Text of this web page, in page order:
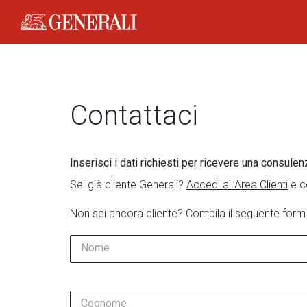
Generali Logo
Contattaci
Inserisci i dati richiesti per ricevere una
Sei già cliente Generali? Accedi all’Area Clienti e
Non sei ancora cliente? Compila il seguente form
Nome
Cognome